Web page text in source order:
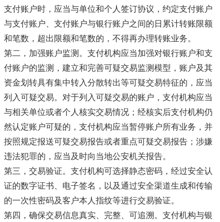
支付账户时，应当与单位和个人签订协议，约定支付账户
与支付账户、支付账户与银行账户之间的日累计转账限额
和笔数，超出限额和笔数的，不得再办理转账业务。
第二，加强账户监测。支付机构应当加强对银行账户和支
付账户的监测，建立和完善可疑交易监测模型，账户及其
资金划转具有集中转入分散转出等可疑交易特征的，应当
列入可疑交易。对于列入可疑交易的账户，支付机构应当
与相关单位或者个人核实交易情况；经核实后支付机构仍
然认定账户可疑的，支付机构应当暂停账户所有业务，并
按照规定报送可疑交易报告或者重点可疑交易报告；涉嫌
违法犯罪的，应当及时向当地公安机关报告。
第三，交易验证。支付机构可选择静态密码，经过安全认
证的数字证书、电子签名，以及通过安全渠道生成和传输
的一次性密码及客户本人指纹等进行交易验证。
第四，确保交易信息真实、完整、可追溯。支付机构与银